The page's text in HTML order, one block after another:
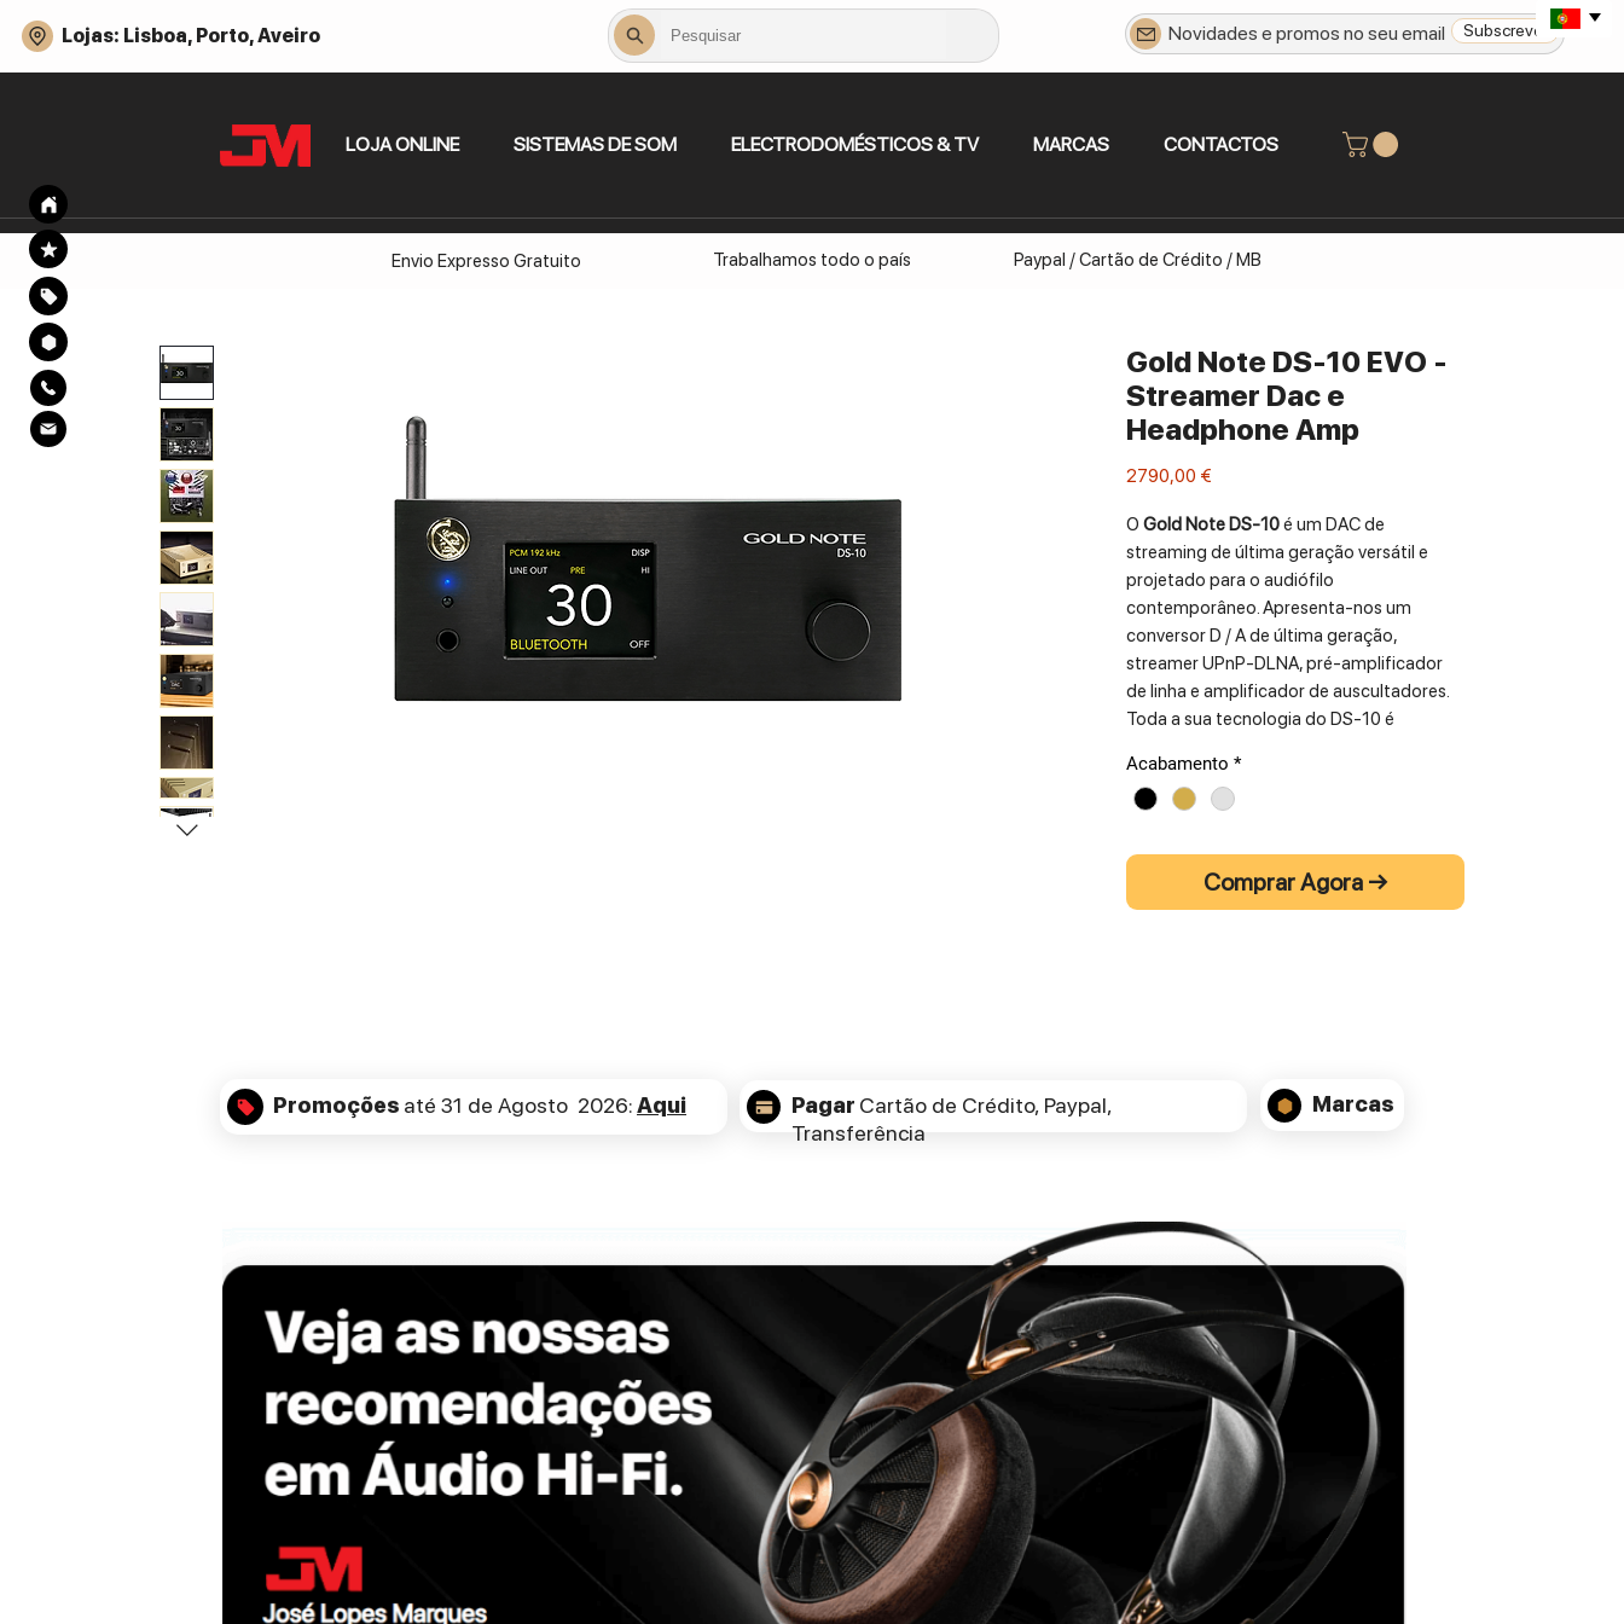
Subscrever
LOJA ONLINE SISTEMAS DE SOM ELECTRODOMÉSTICOS & TV MARCAS CONTACTOS
Lojas: Lisboa, Porto, Aveiro
Envio Expresso Gratuito Trabalhamos todo o país Paypal / Cartão de Crédito / MB
Gold Note DS-10 EVO -
Streamer Dac e
Headphone Amp
2790,00 €
O Gold Note DS-10é um DAC de
streaming de última geração versátil e
projetado para o audiófilo
contemporâneo. Apresenta-nos um
conversor D / A de última geração,
streamer UPnP-DLNA, pré-amplificador
de linha e amplificador de auscultadores.
Toda a sua tecnologia do DS-10 é
alumínio compacto e robusto.
Tidal, Qobuz, MQA, vTuner, Deezer,
Wi-fi e Ethernet.
ESPECIFICAÇÕES TÉCNICAS:
24bit/192kHz, formatted in FAT32/NTFS
(32Gb max for pen drives)
ANALOGUE INPUT (DS-10 PLUS ONLY)
1x 3.5mm mini jack
AUDIO OUTPUTS
DAC: Stereo RCA @1Volt and balanced
XLR @2Volt
PREAMP: stereo RCA, balanced XLR
1x headphone 6,3mm jack on front panel
(double gain)
D/A CONVERTER CHIP
AKM AK4493 PCM (32bit/768kHz,
DSD512)
FREQUENCY RESPONSE
20Hz-20kHz +/-0.1dB
Acabamento *
Comprar Agora →
Promoções até 31 de Agosto 2026:Aqui Pagar Cartão de Crédito, Paypal,
Transferência
Marcas